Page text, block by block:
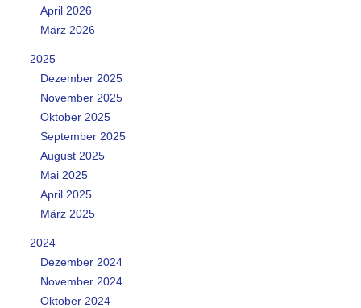
April 2026
März 2026
2025
Dezember 2025
November 2025
Oktober 2025
September 2025
August 2025
Mai 2025
April 2025
März 2025
2024
Dezember 2024
November 2024
Oktober 2024